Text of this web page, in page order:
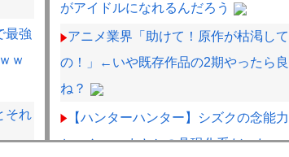
最強
ｗ
それ
がアイドルになれるんだろう
アニメ業界「助けて！原作が枯渇し
の！」←いや既存作品の2期やったら良
ね？
【ハンターハンター】シズクの念能
ちゃん」、まさかの具現化系だったｗ